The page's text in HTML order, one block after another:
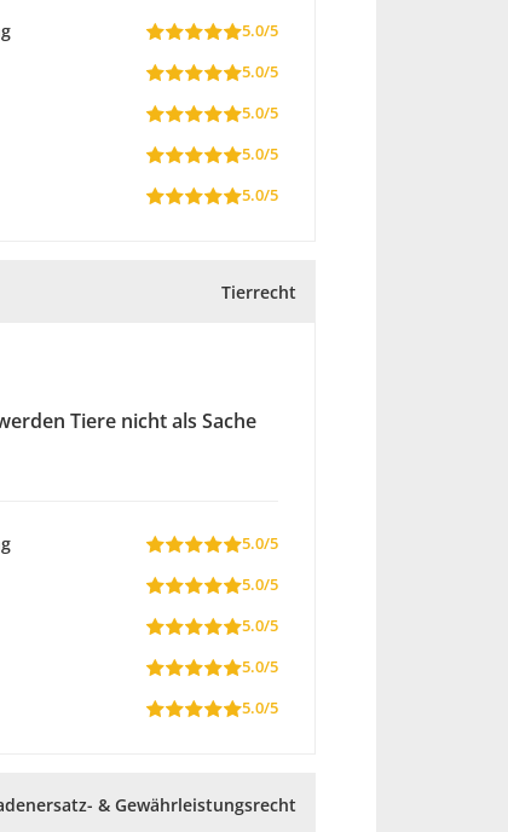
5.0/5
5.0/5
5.0/5
5.0/5
5.0/5
Tierrecht
Tiere nicht als Sache
5.0/5
5.0/5
5.0/5
5.0/5
5.0/5
& Gewährleistungsrecht